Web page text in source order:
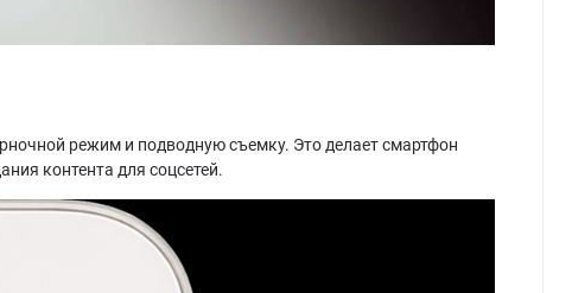
режим и подводную съемку. Это делает смартфон
контента для соцсетей.